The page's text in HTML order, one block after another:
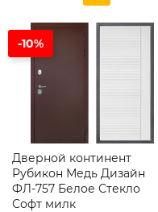
-10%
Дверной континент
Рубикон Медь Дизайн
ФЛ-757 Белое Стекло
Софт милк